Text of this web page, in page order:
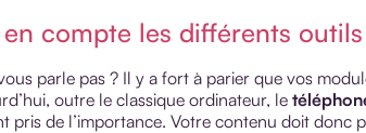
compte les différents
parle pas ? Il y a fort à parier que vos
outre le classique ordinateur, le
pris de l’importance. Votre contenu doit donc